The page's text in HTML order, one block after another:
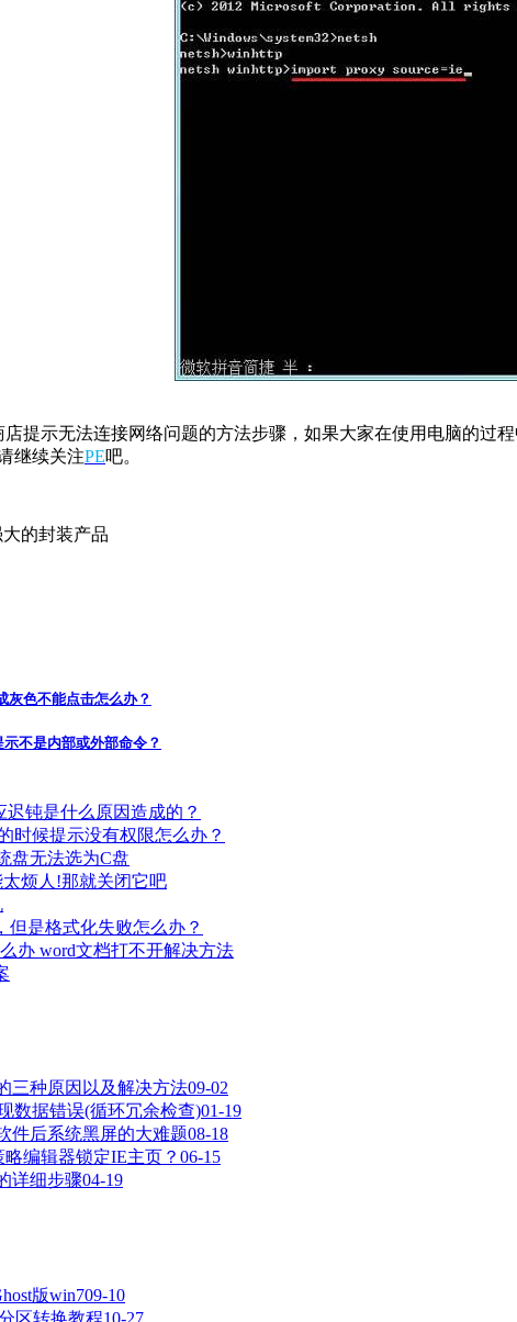
店提示无法连接网络问题的方法步骤，如果大家在使用电脑的过
继续关注PE吧。
的封装产品
灰色不能点击怎么办？
不是内部或外部命令？
钝是什么原因造成的？
时候提示没有权限怎么办？
盘无法选为C盘
烦人!那就关闭它吧
但是格式化失败怎么办？
办 word文档打不开解决方法
三种原因以及解决方法09-02
数据错误(循环冗余检查)01-19
件后系统黑屏的大难题08-18
编辑器锁定IE主页？ 06-15
详细步骤04-19
版win709-10
区转换教程10-27